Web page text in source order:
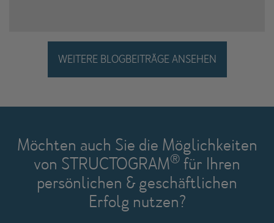
WEITERE BLOGBEITRÄGE ANSEHEN
Möchten auch Sie die Möglichkeiten
von STRUCTOGRAM® für Ihren
persönlichen & geschäftlichen
Erfolg nutzen?